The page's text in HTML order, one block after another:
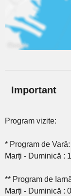
Important
Program vizite:
* Program de Vară:
Marți - Duminică :
** Program de
Marți - Duminică :